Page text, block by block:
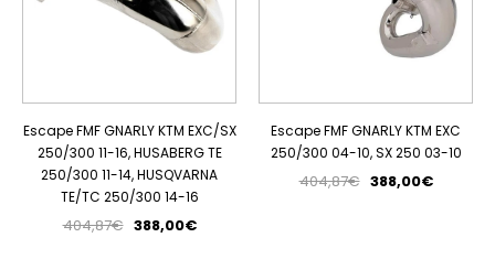
Escape FMF GNARLY KTM EXC/SX
250/300 11-16, HUSABERG TE
250/300 11-14, HUSQVARNA
TE/TC 250/300 14-16
404,87€ 388,00€
Escape FMF GNARLY KTM EXC
250/300 04-10, SX 250 03-10
404,87€ 388,00€